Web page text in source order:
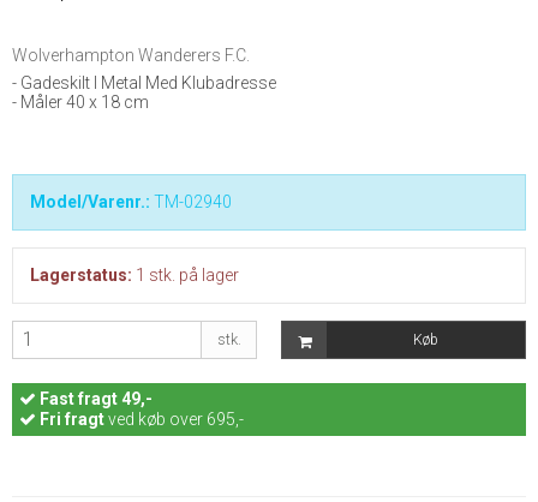
Wolverhampton Wanderers F.C.
- Gadeskilt I Metal Med Klubadresse
- Måler 40 x 18 cm
Model/Varenr.: TM-02940
Lagerstatus: 1 stk. på lager
stk. Køb
Fastfragt 49,-
Fri fragtved køb over 695,-